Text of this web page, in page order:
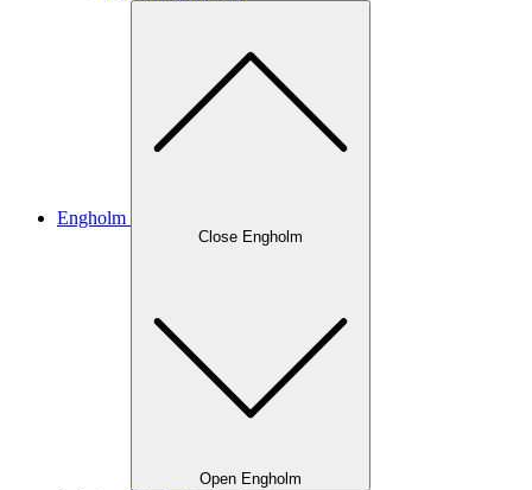
Engholm
Close Engholm
Open Engholm